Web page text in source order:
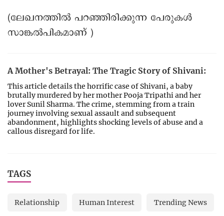
(ലേഖനത്തിൽ പറഞ്ഞിരിക്കുന്ന പേരുകൾ
സാങ്കൽപികമാണ് )
A Mother's Betrayal: The Tragic Story of Shivani:
This article details the horrific case of Shivani, a baby
brutally murdered by her mother Pooja Tripathi and her
lover Sunil Sharma. The crime, stemming from a train
journey involving sexual assault and subsequent
abandonment, highlights shocking levels of abuse and a
callous disregard for life.
TAGS
Relationship Human Interest Trending News